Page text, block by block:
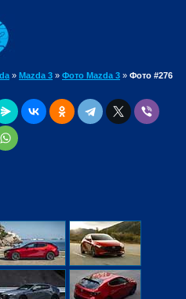
» Mazda 3 » Фото Mazda 3 » Фото #276